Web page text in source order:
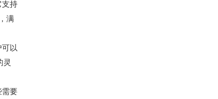
持
满
以
灵
要